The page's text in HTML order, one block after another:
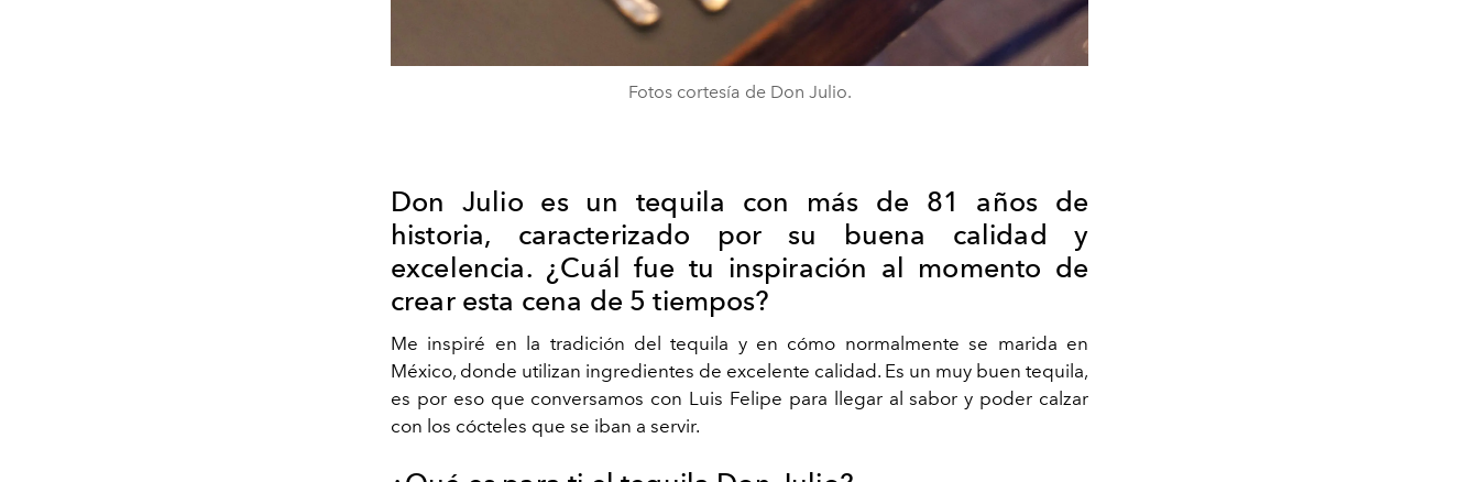
Fotos cortesía de Don Julio.
Don Julio es un tequila con más de 81 años de
historia, caracterizado por su buena calidad y
excelencia. ¿Cuál fue tu inspiración al momento de
crear esta cena de 5 tiempos?
Me inspiré en la tradición del tequila y en cómo normalmente se marida en
México, donde utilizan ingredientes de excelente calidad. Es un muy buen tequila,
es por eso que conversamos con Luis Felipe para llegar al sabor y poder calzar
con los cócteles que se iban a servir.